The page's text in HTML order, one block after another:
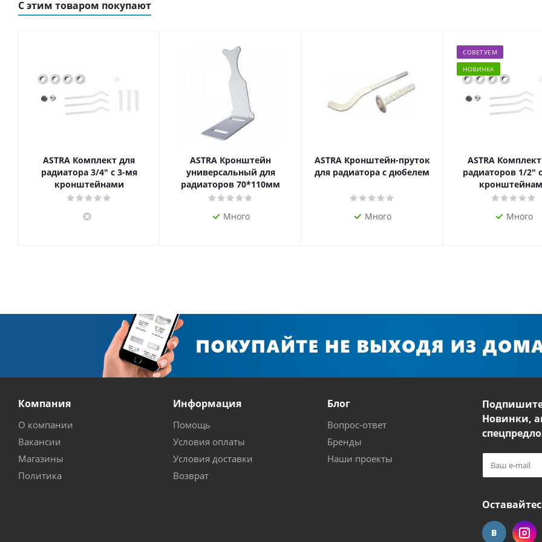
С этим товаром покупают
ASTRA Комплект для
радиатора 3/4" с 3-мя
кронштейнами
ASTRA Кронштейн
универсальный для
радиаторов 70*110мм
Много
ASTRA Кронштейн-пруток
для радиатора с дюбелем
Много
СОВЕТУЕМ
НОВИНКА
ASTRA
радиаторов 1/2"
Много
Компания
О компании
Вакансии
Магазины
Политика
Информация
Помощь
Условия оплаты
Условия доставки
Возврат
Блог
Вопрос-ответ
Бренды
Наши проекты
Новинки,